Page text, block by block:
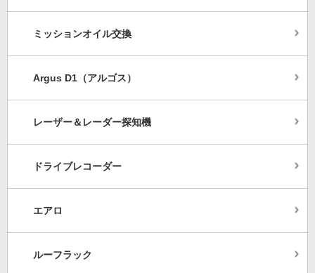
ミッションオイル交換
Argus D1（アルゴス）
レーザー＆レーダー探知機
ドライブレコーダー
エアロ
ルーフラック